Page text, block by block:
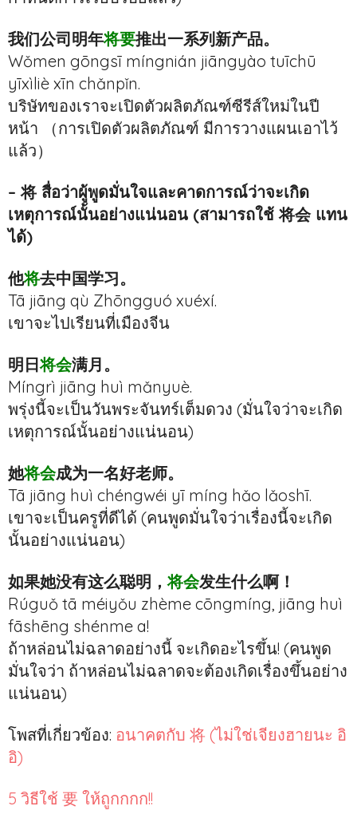
我们公司明年将要推出一系列新产品。
Wǒmen gōngsī míngnián jiāngyào tuīchū
yīxìliè xīn chǎnpǐn.
บริษัทของเราจะเปิดตัวผลิตภัณฑ์ซีรีส์ใหม่ในปี
หน้า （การเปิดตัวผลิตภัณฑ์ มีการวางแผนเอาไว้
แล้ว）
– 将 สื่อว่าผู้พูดมั่นใจและคาดการณ์ว่าจะเกิด
เหตุการณ์นั้นอย่างแน่นอน (สามารถใช้ 将会 แทน
ได้)
他将去中国学习。
Tā jiāng qù Zhōngguó xuéxí.
เขาจะไปเรียนที่เมืองจีน
明日将会满月。
Míngrì jiāng huì mǎnyuè.
พรุ่งนี้จะเป็นวันพระจันทร์เต็มดวง (มั่นใจว่าจะเกิด
เหตุการณ์นั้นอย่างแน่นอน)
她将会成为一名好老师。
Tā jiāng huì chéngwéi yī míng hǎo lǎoshī.
เขาจะเป็นครูที่ดีได้ (คนพูดมั่นใจว่าเรื่องนี้จะเกิด
นั้นอย่างแน่นอน)
如果她没有这么聪明，将会发生什么啊！
Rúguǒ tā méiyǒu zhème cōngmíng, jiāng huì
fāshēng shénme a!
ถ้าหล่อนไม่ฉลาดอย่างนี้ จะเกิดอะไรขึ้น! (คนพูด
มั่นใจว่า ถ้าหล่อนไม่ฉลาดจะต้องเกิดเรื่องขึ้นอย่าง
แน่นอน)
โพสที่เกี่ยวข้อง: อนาคตกับ 将 (ไม่ใช่เจียงฮายนะ อิ
อิ)
5 วิธีใช้ 要 ให้ถูกกกก!!